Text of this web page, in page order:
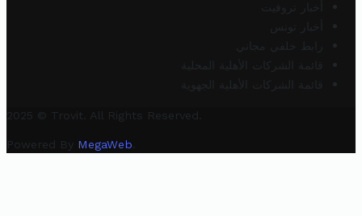
أخبار تروفيت
أخبار تونس
رابط خلفي مجاني
قائمة الشركات الأهلية المحلية
قائمة الشركات الأهلية الجهوية
2025 © Trovit. All Rights Reserved.
Powered By MegaWeb